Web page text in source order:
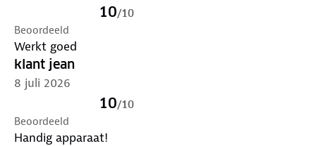
10/10
Beoordeeld
Werkt goed
klant jean
8 juli 2026
10/10
Beoordeeld
Handig apparaat!